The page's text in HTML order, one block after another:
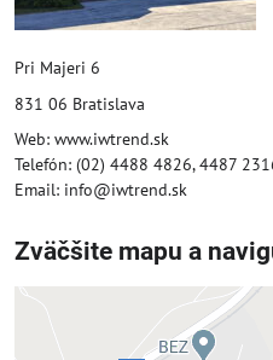
Pri Majeri 6
831 06 Bratislava
Web: www.iwtrend.sk
Telefón: (02) 4488 4826, 4487
Email: info@iwtrend.sk
Zväčšite mapu a